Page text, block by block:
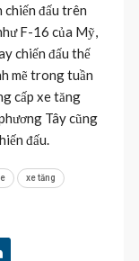
chiến đấu trên
F-16 của Mỹ,
chiến đấu thế
mẽ trong tuần
cấp xe tăng
Tây cũng
đấu.
xe tăng